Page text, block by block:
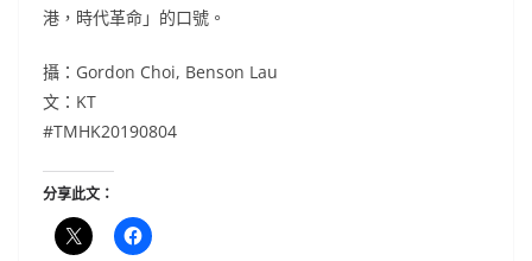
港，時代革命」的口號。
攝：Gordon Choi, Benson Lau
文：KT
#TMHK20190804
分享此文：